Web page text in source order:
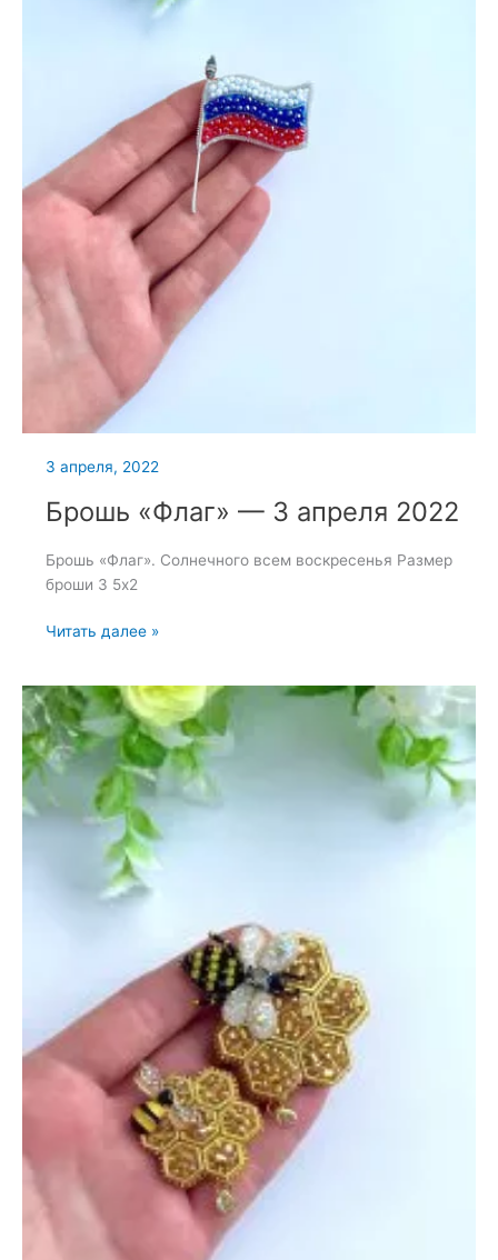
3 апреля, 2022
Брошь «Флаг» — 3 апреля 2022
Брошь «Флаг». Солнечного всем воскресенья Размер
броши 3 5х2
Брошь
3
апреля
2022
Читать далее »